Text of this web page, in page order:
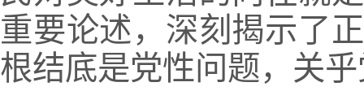
重要论述，深刻揭示了
根结底是党性问题，关